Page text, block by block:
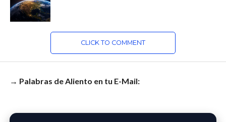
CLICK TO COMMENT
→ Palabras de Aliento en tu E-Mail: